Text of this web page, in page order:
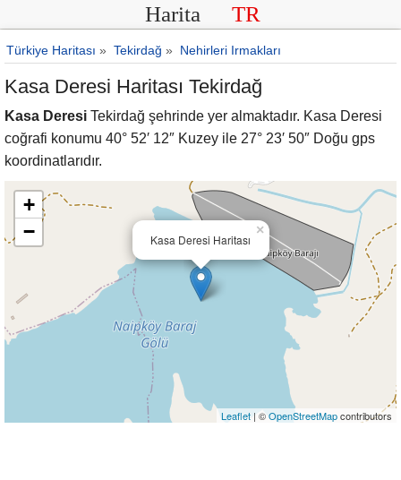
Harita TR
Türkiye Haritası » Tekirdağ » Nehirleri Irmakları
Kasa Deresi Haritası Tekirdağ
Kasa Deresi Tekirdağ şehrinde yer almaktadır. Kasa Deresi
coğrafi konumu 40° 52′ 12″ Kuzey ile 27° 23′ 50″ Doğu gps
koordinatlarıdır.
Kasa Deresi Haritası
×
+
−
Leaflet | ©OpenStreetMapcontributors